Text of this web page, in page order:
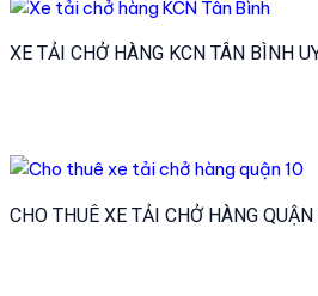
XE TẢI CHỞ HÀNG KCN TÂN BÌNH
CHO THUÊ XE TẢI CHỞ HÀNG